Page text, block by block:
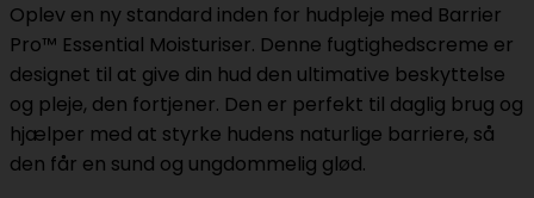
Oplev en ny standard inden for hudpleje med Barrier
Pro™ Essential Moisturiser. Denne fugtighedscreme er
designet til at give din hud den ultimative beskyttelse
og pleje, den fortjener. Den er perfekt til daglig brug og
hjælper med at styrke hudens naturlige barriere, så
den får en sund og ungdommelig glød.